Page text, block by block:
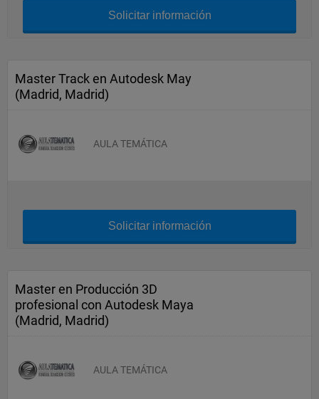
Solicitar información
Master Track en Autodesk May
(Madrid, Madrid)
AULA TEMÁTICA
Solicitar información
Master en Producción 3D
profesional con Autodesk Maya
(Madrid, Madrid)
AULA TEMÁTICA